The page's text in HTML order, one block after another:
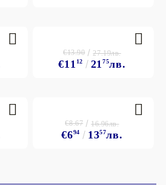
€11 12 2175лв.
€13.90 27.19лв.
€694 1357лв.
€8.67 16.96лв.